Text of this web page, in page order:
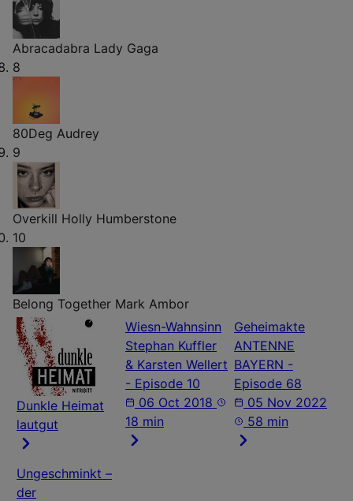
Abracadabra Lady Gaga
8
80Deg Audrey
9
Overkill Holly Humberstone
10
Belong Together Mark Ambor
Dunkle Heimat
lautgut
Wiesn-Wahnsinn
Stephan Kuffler
& Karsten Wellert
- Episode 10
06 Oct 2018
18 min
Geheimakte
ANTENNE
BAYERN -
Episode 68
05 Nov 2022
58 min
Ungeschminkt –
der